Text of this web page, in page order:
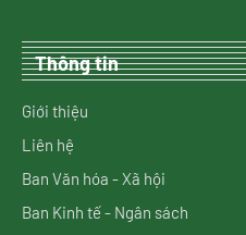
Thông tin
Giới thiệu
Liên hệ
Ban Văn hóa - Xã hội
Ban Kinh tế - Ngân sách